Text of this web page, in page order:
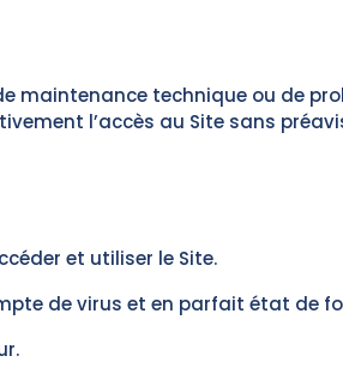
maintenance technique ou de
l’accès au Site sans
et utiliser le Site.
de virus et en parfait état de